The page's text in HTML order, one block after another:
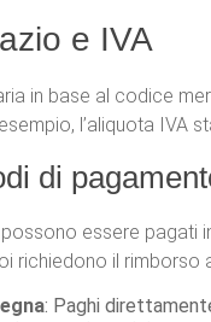
e IVA
in base al codice
l’aliquota IVA
di
essere pagati
richiedono il
: Paghi